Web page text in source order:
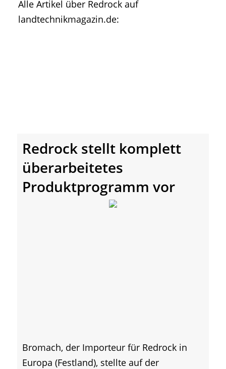
• Geschichte und Geschichten
• Messen und Veranstaltungen
Alle Artikel über Redrock auf
landtechnikmagazin.de:
Redrock stellt komplett
überarbeitetes
Produktprogramm vor
Bromach, der Importeur für Redrock in
Europa (Festland), stellte auf der